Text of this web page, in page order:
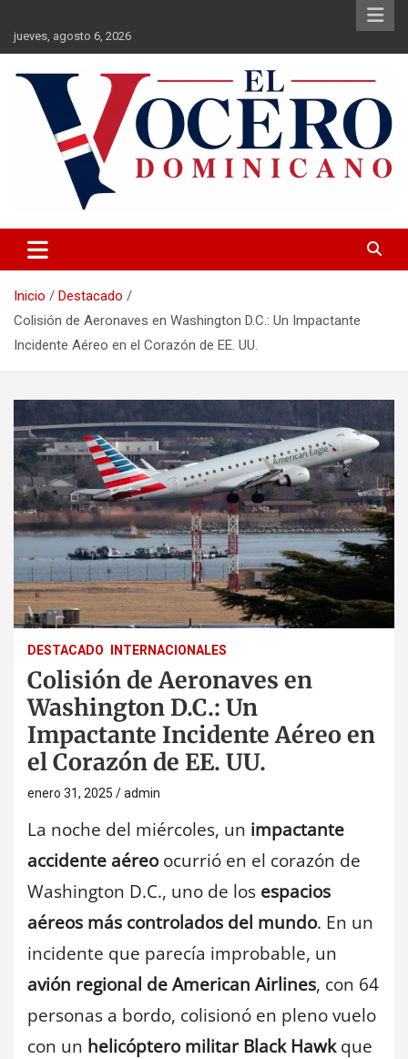
contenido
jueves, agosto 6, 2026
El Vocero Dominicano
Inicio
Destacado
Colisión de Aeronaves en Washington D.C.: Un Impactante
Incidente Aéreo en el Corazón de EE. UU.
DESTACADO INTERNACIONALES
Colisión de Aeronaves en
Washington D.C.: Un
Impactante Incidente Aéreo en
el Corazón de EE. UU.
enero 31, 2025 admin
La noche del miércoles, un impactante
accidente aéreoocurrió en el corazón de
Washington D.C., uno de los espacios
aéreos más controlados del mundo. En un
incidente que parecía improbable, un
avión regional de American Airlines, con 64
personas a bordo, colisionó en pleno vuelo
con un helicóptero militar Black Hawkque